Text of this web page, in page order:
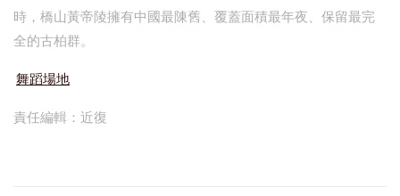
時，橋山黃帝陵擁有中國最陳舊、覆蓋面積最年夜、保留最完
全的古柏群。
舞蹈場地
責任編輯：近復